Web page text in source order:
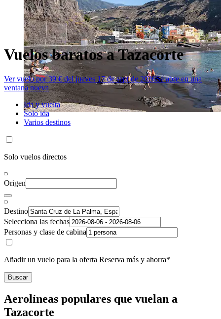
Vuelos baratos a Tazacorte
Ver vuelo por 39 € del jueves 17 de sept de 2026Se abre en una
ventana nueva
Ida y vuelta
Solo ida
Varios destinos
Solo vuelos directos
Origen
Destino
Selecciona las fechas
Personas y clase de cabina
Añadir un vuelo para la oferta Reserva más y ahorra*
Buscar
Aerolíneas populares que vuelan a
Tazacorte